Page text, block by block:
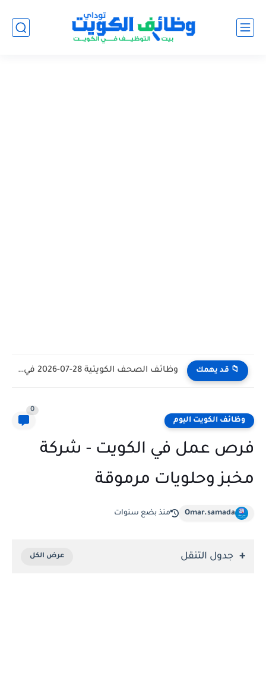
📁 قد يهمك وظائف الكويت اليوم بتاريخ 28-07-2026 للأجانب والمواطنين في مختلف التخصصات
وظائف الكويت اليوم
0
فرص عمل في الكويت - شركة
مخبز وحلويات مرموقة
Omar.samada منذ بضع سنوات
جدول التنقل